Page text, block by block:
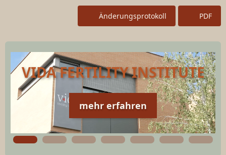
Änderungsprotokoll PDF
VIDA FERTILITY INSTITUTE
mehr erfahren